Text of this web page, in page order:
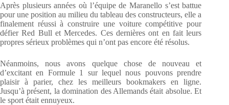
Après plusieurs années où l’équipe de Maranello s’est battue
pour une position au milieu du tableau des constructeurs, elle a
finalement réussi à construire une voiture compétitive pour
défier Red Bull et Mercedes. Ces dernières ont en fait leurs
propres sérieux problèmes qui n’ont pas encore été résolus.
Néanmoins, nous avons quelque chose de nouveau et
d’excitant en Formule 1 sur lequel nous pouvons prendre
plaisir à parier, chez lesmeilleurs bookmakers en ligne.
Jusqu’à présent, la domination des Allemands était absolue. Et
le sport était ennuyeux.